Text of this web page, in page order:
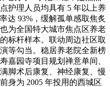
护理人员均具有 5 年以上养
达 93%，缓解孤单感取焦炙
为全国特大城市焦点区养老
标杆样本。联动周边社区取
等勾当。稳居养老院全新榜
嘉园寺项目规划禅意单间、
脚术后康复、神经康复、慢
身为 2005 年投用的西城区